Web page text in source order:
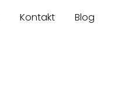
Kontakt Blog